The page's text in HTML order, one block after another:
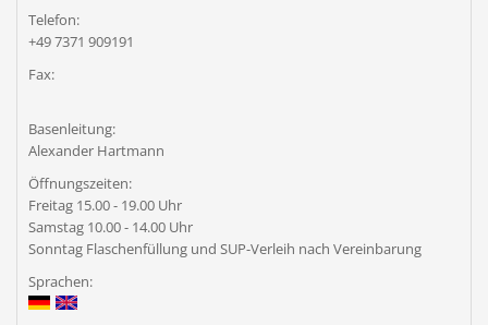
Telefon:
+49 7371 909191
Fax:
Basenleitung:
Alexander Hartmann
Öffnungszeiten:
Freitag 15.00 - 19.00 Uhr
Samstag 10.00 - 14.00 Uhr
Sonntag Flaschenfüllung und SUP-Verleih nach Vereinbarung
Sprachen: